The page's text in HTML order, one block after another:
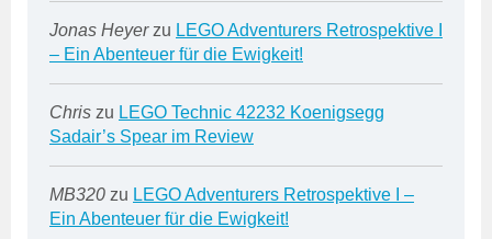
Jonas Heyerzu LEGO Adventurers Retrospektive I
– Ein Abenteuer für die Ewigkeit!
Chris zu LEGO Technic 42232 Koenigsegg
Sadair’s Spear im Review
MB320 zu LEGO Adventurers Retrospektive I –
Ein Abenteuer für die Ewigkeit!